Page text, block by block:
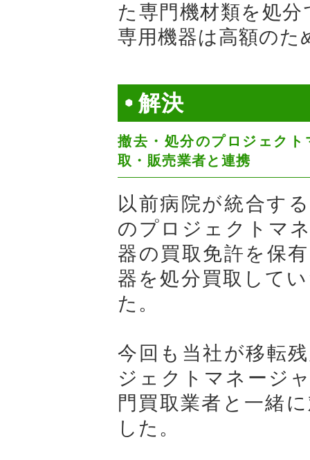
た専門機材類を処
専用機器は高額のた
解決
撤去・処分のプロジェク
取・販売業者と連携
以前病院が統合す
のプロジェクトマ
器の買取免許を保
器を処分買取して
た。
今回も当社が移転
ジェクトマネージ
門買取業者と一緒
した。